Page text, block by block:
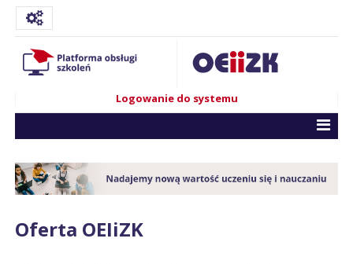
Logowanie do systemu
Oferta OEIiZK